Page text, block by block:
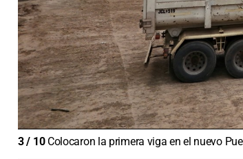
3/ 10 Colocaron la primera viga en el nuevo